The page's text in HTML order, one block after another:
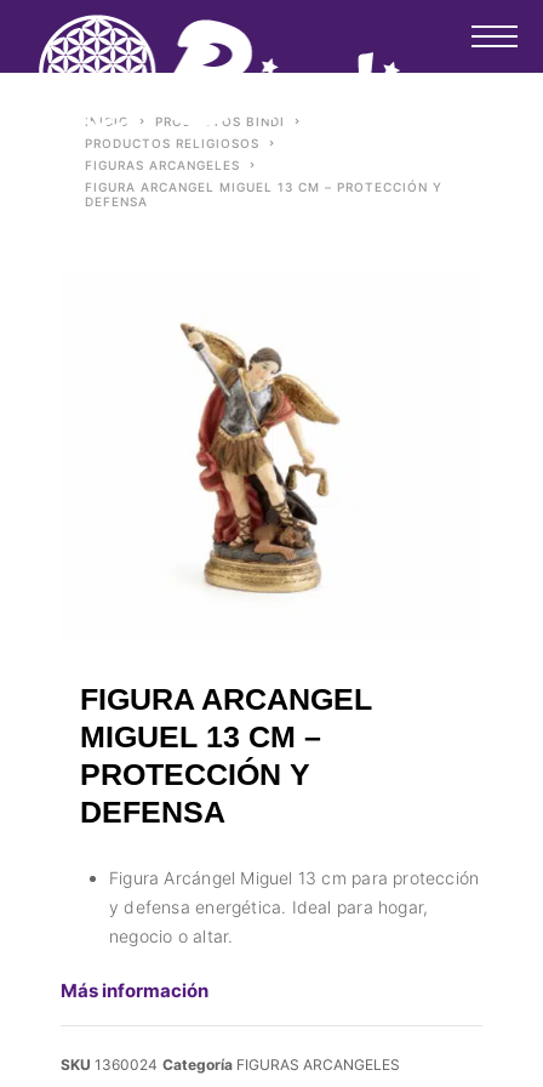
INICIO
PRODUCTOS BINDI
PRODUCTOS RELIGIOSOS
FIGURAS ARCANGELES
FIGURA ARCANGEL MIGUEL 13 CM – PROTECCIÓN Y
DEFENSA
FIGURA ARCANGEL
MIGUEL 13 CM –
PROTECCIÓN Y
DEFENSA
Figura Arcángel Miguel 13 cm para protección
y defensa energética. Ideal para hogar,
negocio o altar.
Más información
SKU 1360024 Categoría FIGURAS ARCANGELES